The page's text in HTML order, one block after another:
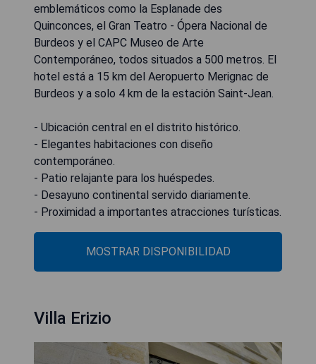
emblemáticos como la Esplanade des
Quinconces, el Gran Teatro - Ópera Nacional de
Burdeos y el CAPC Museo de Arte
Contemporáneo, todos situados a 500 metros. El
hotel está a 15 km del Aeropuerto Merignac de
Burdeos y a solo 4 km de la estación Saint-Jean.
- Ubicación central en el distrito histórico.
- Elegantes habitaciones con diseño
contemporáneo.
- Patio relajante para los huéspedes.
- Desayuno continental servido diariamente.
- Proximidad a importantes atracciones turísticas.
MOSTRAR DISPONIBILIDAD
Villa Erizio